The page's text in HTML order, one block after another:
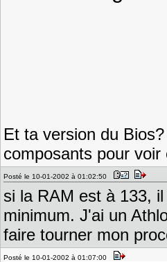
Et ta version du
composants pour voir
Posté le 10-01-2002 à 01:02:50
si la RAM est à 133,
minimum. J'ai un
faire tourner mon
Posté le 10-01-2002 à 01:07:00